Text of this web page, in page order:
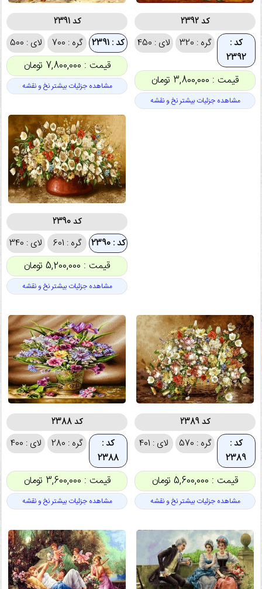
کد 2392
کد :
2392
گره : 320 لای : 450
قیمت : 3,800,000 تومان
مشاهده جزئیات بیشتر نخ و نقشه
کد 2391
کد : 2391 گره : 700 لای : 500
قیمت : 7,800,000 تومان
مشاهده جزئیات بیشتر نخ و نقشه
کد 2390
کد : 2390 گره : 601 لای : 340
قیمت : 5,200,000 تومان
مشاهده جزئیات بیشتر نخ و نقشه
کد 2389
کد :
2389
گره : 570 لای : 401
قیمت : 5,600,000 تومان
مشاهده جزئیات بیشتر نخ و نقشه
کد 2388
کد :
2388
گره : 280 لای : 400
قیمت : 3,600,000 تومان
مشاهده جزئیات بیشتر نخ و نقشه